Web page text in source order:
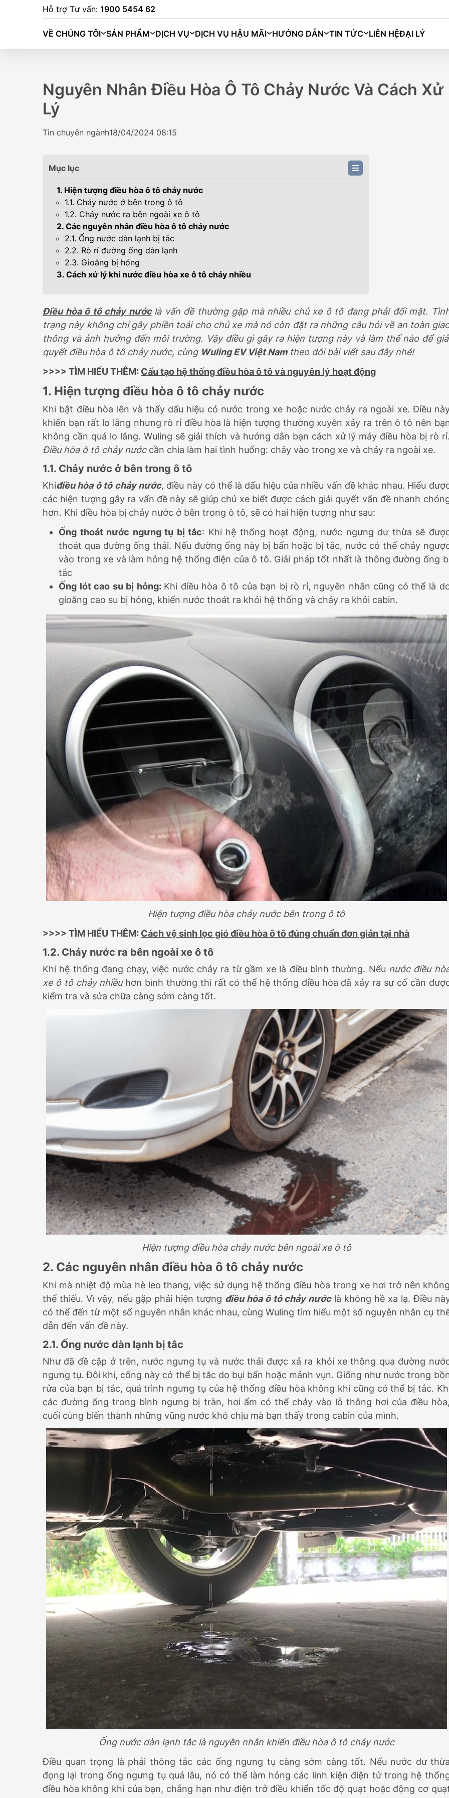
Hỗ trợ Tư vấn: 1900 5454 62
VỀ CHÚNG TÔI SẢN PHẨM DỊCH VỤ DỊCH VỤ HẬU MÃI HƯỚNG DẪN TIN TỨC LIÊN HỆĐẠI LÝ
Bingo Macaron Grango Darion
BINGO (333KM)
399.000.000Đ
Nguyên Nhân Điều Hòa Ô Tô Chảy Nước Và Cách Xử
Lý
Tin chuyên ngành18/04/2024 08:15
Mục lục
1. Hiện tượng điều hòa ô tô chảy nước
1.1. Chảy nước ở bên trong ô tô
1.2. Chảy nước ra bên ngoài xe ô tô
2. Các nguyên nhân điều hòa ô tô chảy nước
2.1. Ống nước dàn lạnh bị tắc
2.2. Rò rỉ đường ống dàn lạnh
2.3. Gioăng bị hỏng
3. Cách xử lý khi nước điều hòa xe ô tô chảy nhiều
Điều hòa ô tô chảy nước là vấn đề thường gặp mà nhiều chủ xe ô tô đang phải đối mặt.
trạng này không chỉ gây phiền toái cho chủ xe mà nó còn đặt ra những câu hỏi về an toàn
thông và ảnh hưởng đến môi trường. Vậy điều gì gây ra hiện tượng này và làm thế nào để
quyết điều hòa ô tô chảy nước, cùng Wuling EV Việt Nam theo dõi bài viết sau đây nhé!
>>>> TÌM HIỂU THÊM: Cấu tạo hệ thống điều hòa ô tô và nguyên lý hoạt động
1. Hiện tượng điều hòa ô tô chảy nước
Khi bật điều hòa lên và thấy dấu hiệu có nước trong xe hoặc nước chảy ra ngoài xe. Điều
khiến bạn rất lo lắng nhưng rò rỉ điều hòa là hiện tượng thường xuyên xảy ra trên ô tô nên
không cần quá lo lắng. Wuling sẽ giải thích và hướng dẫn bạn cách xử lý máy điều hòa bị rò rỉ.
Điều hòa ô tô chảy nước cần chia làm hai tình huống: chảy vào trong xe và chảy ra ngoài xe.
1.1. Chảy nước ở bên trong ô tô
Khiđiều hòa ô tô chảy nước, điều này có thể là dấu hiệu của nhiều vấn đề khác nhau. Hiểu
các hiện tượng gây ra vấn đề này sẽ giúp chủ xe biết được cách giải quyết vấn đề nhanh
hơn. Khi điều hòa bị chảy nước ở bên trong ô tô, sẽ có hai hiện tượng như sau:
Ống thoát nước ngưng tụ bị tắc: Khi hệ thống hoạt động, nước ngưng dư thừa sẽ
thoát qua đường ống thải. Nếu đường ống này bị bẩn hoặc bị tắc, nước có thể chảy
vào trong xe và làm hỏng hệ thống điện của ô tô. Giải pháp tốt nhất là thông đường ống
tắc
Ống lót cao su bị hỏng: Khi điều hòa ô tô của bạn bị rò rỉ, nguyên nhân cũng có thể là
gioăng cao su bị hỏng, khiến nước thoát ra khỏi hệ thống và chảy ra khỏi cabin.
Hiện tượng điều hòa chảy nước bên trong ô tô
>>>> TÌM HIỂU THÊM: Cách vệ sinh lọc gió điều hòa ô tô đúng chuẩn đơn giản tại nhà
1.2. Chảy nước ra bên ngoài xe ô tô
Khi hệ thống đang chạy, việc nước chảy ra từ gầm xe là điều bình thường. Nếu nước điều
xe ô tô chảy nhiềuhơn bình thường thì rất có thể hệ thống điều hòa đã xảy ra sự cố cần
kiểm tra và sửa chữa càng sớm càng tốt.
Hiện tượng điều hòa chảy nước bên ngoài xe ô tô
2. Các nguyên nhân điều hòa ô tô chảy nước
Khi mà nhiệt độ mùa hè leo thang, việc sử dụng hệ thống điều hòa trong xe hơi trở nên không
thể thiếu. Vì vậy, nếu gặp phải hiện tượng điều hòa ô tô chảy nướclà không hề xa lạ. Điều
có thể đến từ một số nguyên nhân khác nhau, cùng Wuling tìm hiểu một số nguyên nhân cụ
dẫn đến vấn đề này.
2.1. Ống nước dàn lạnh bị tắc
Như đã đề cập ở trên, nước ngưng tụ và nước thải được xả ra khỏi xe thông qua đường
ngưng tụ. Đôi khi, cống này có thể bị tắc do bụi bẩn hoặc mảnh vụn. Giống như nước trong
rửa của bạn bị tắc, quá trình ngưng tụ của hệ thống điều hòa không khí cũng có thể bị tắc.
các đường ống trong bình ngưng bị tràn, hơi ẩm có thể chảy vào lỗ thông hơi của điều hòa,
cuối cùng biến thành những vũng nước khó chịu mà bạn thấy trong cabin của mình.
Ống nước dàn lạnh tắc là nguyên nhân khiến điều hòa ô tô chảy nước
Điều quan trọng là phải thông tắc các ống ngưng tụ càng sớm càng tốt. Nếu nước dư thừa
đọng lại trong ống ngưng tụ quá lâu, nó có thể làm hỏng các linh kiện điện tử trong hệ
điều hòa không khí của bạn, chẳng hạn như điện trở điều khiển tốc độ quạt hoặc động cơ